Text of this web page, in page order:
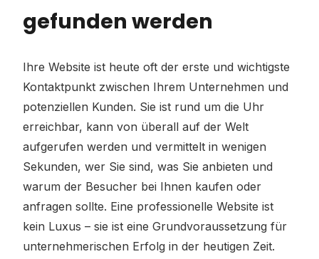
gefunden werden
Ihre Website ist heute oft der erste und wichtigste
Kontaktpunkt zwischen Ihrem Unternehmen und
potenziellen Kunden. Sie ist rund um die Uhr
erreichbar, kann von überall auf der Welt
aufgerufen werden und vermittelt in wenigen
Sekunden, wer Sie sind, was Sie anbieten und
warum der Besucher bei Ihnen kaufen oder
anfragen sollte. Eine professionelle Website ist
kein Luxus – sie ist eine Grundvoraussetzung für
unternehmerischen Erfolg in der heutigen Zeit.